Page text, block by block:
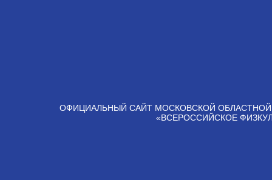
ОФИЦИАЛЬНЫЙ САЙТ МОСКОВСКОЙ
«ВСЕРОССИЙСКОЕ